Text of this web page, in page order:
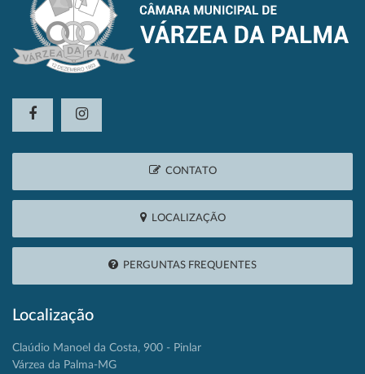
CONTATO
LOCALIZAÇÃO
PERGUNTAS FREQUENTES
Localização
Claúdio Manoel da Costa, 900 - Pinlar
Várzea da Palma-MG